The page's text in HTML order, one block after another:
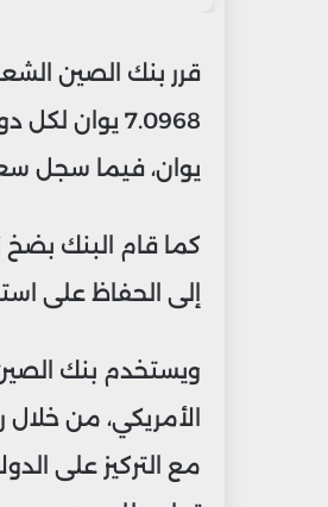
قرر بنك الصين
يوان، فيما سجل سعر الإغلاق
إلى الحفاظ على
ويستخدم بنك
الأمريكي، من
مع التركيز على